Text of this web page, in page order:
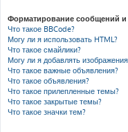
Форматирование сообщений
Что такое BBCode?
Могу ли я использовать HTML?
Что такое смайлики?
Могу ли я добавлять
Что такое важные объявления?
Что такое объявления?
Что такое прилепленные темы?
Что такое закрытые темы?
Что такое значки тем?